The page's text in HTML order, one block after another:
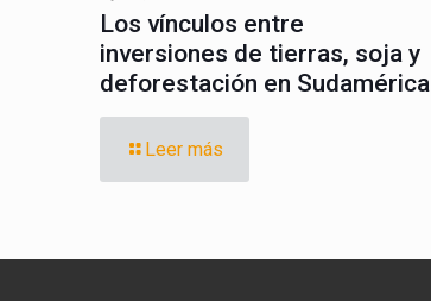
Los vínculos entre
inversiones de tierras, soja y
deforestación en Sudamérica
Leer más